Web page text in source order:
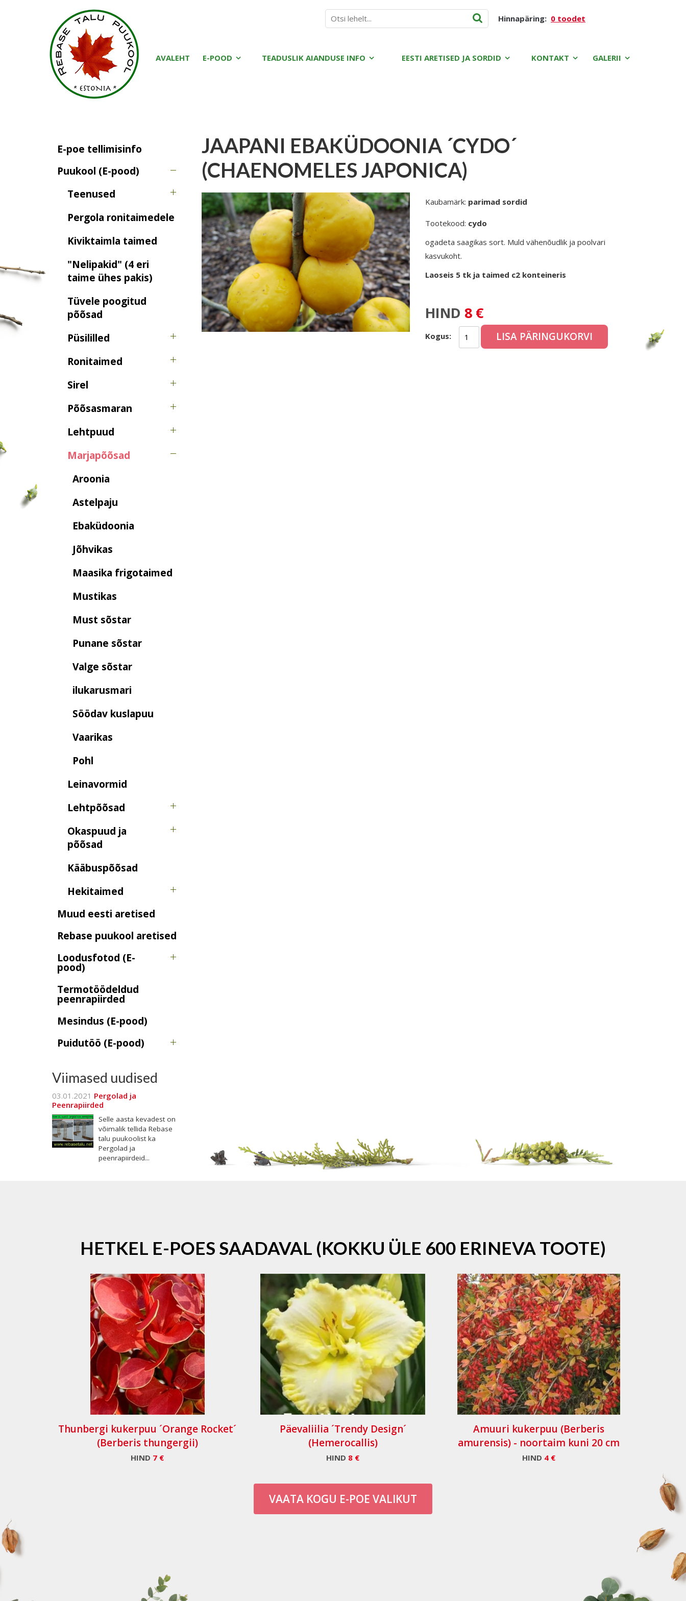
Hinnapäring: 0 toodet
AVALEHT E-POOD TEADUSLIK AIANDUSE INFO EESTI ARETISED JA SORDID KONTAKT GALERII
E-poe tellimisinfo
Puukool (E-pood)
Teenused
Pergola ronitaimedele
Kiviktaimla taimed
"Nelipakid" (4 eri
taime ühes pakis)
Tüvele poogitud
põõsad
Püsililled
Ronitaimed
Sirel
Põõsasmaran
Lehtpuud
Marjapõõsad
Aroonia
Astelpaju
Ebaküdoonia
Jõhvikas
Maasika frigotaimed
Mustikas
Must sõstar
Punane sõstar
Valge sõstar
ilukarusmari
Söödav kuslapuu
Vaarikas
Pohl
Leinavormid
Lehtpõõsad
Okaspuud ja
põõsad
Kääbuspõõsad
Hekitaimed
Muud eesti aretised
Rebase puukool aretised
Loodusfotod (E-
pood)
Termotöödeldud
peenrapiirded
Mesindus (E-pood)
Puidutöö (E-pood)
Viimased uudised
03.01.2021 Pergolad ja
Peenrapiirded
Selle aasta kevadest on
võimalik tellida Rebase
talu puukoolist ka
Pergolad ja
peenrapiirdeid...
JAAPANI EBAKÜDOONIA ´CYDO´
(CHAENOMELES JAPONICA)
Kaubamärk: parimad sordid
Tootekood: cydo
ogadeta saagikas sort. Muld vähenõudlik ja poolvari
kasvukoht.
Laoseis 5 tk ja taimed c2 konteineris
HIND 8 €
Kogus: LISA PÄRINGUKORVI
HETKEL E-POES SAADAVAL (KOKKU ÜLE 600 ERINEVA TOOTE)
Thunbergi kukerpuu ´Orange Rocket´
(Berberis thungergii)
HIND 7 €
Päevaliilia ´Trendy Design´
(Hemerocallis)
HIND 8 €
Amuuri kukerpuu (Berberis
amurensis) - noortaim kuni 20 cm
HIND 4 €
VAATA KOGU E-POE VALIKUT